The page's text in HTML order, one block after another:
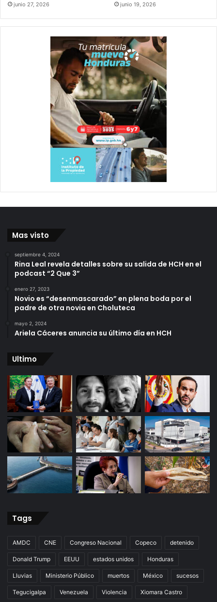
junio 27, 2026 junio 19, 2026
Mas visto
septiembre 4, 2024
Rina Leal revela detalles sobre su salida de HCH en el
podcast “2 Que 3”
enero 27, 2023
Novio es “desenmascarado” en plena boda por el
padre de otra novia en Choluteca
mayo 2, 2024
Ariela Cáceres anuncia su último día en HCH
Ultimo
Tags
AMDC CNE Congreso Nacional Copeco detenido
Donald Trump EEUU estados unidos Honduras
Lluvias Ministerio Público muertos México sucesos
Tegucigalpa Venezuela Violencia Xiomara Castro